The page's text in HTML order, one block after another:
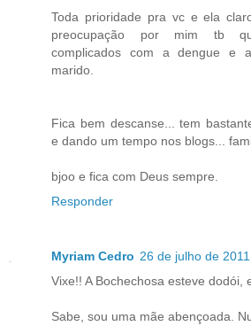
Toda prioridade pra vc e ela
preocupação por mim tb
complicados com a dengue e
marido.
Fica bem descanse... tem
e dando um tempo nos blogs...
bjoo e fica com Deus sempre.
Responder
Myriam Cedro 26 de julho de
Vixe!! A Bochechosa esteve dodói,
Sabe, sou uma mãe abençoada.